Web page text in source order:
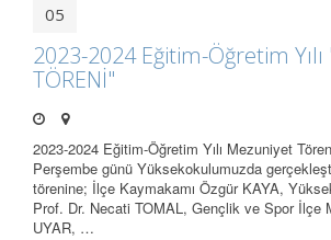
05
2023-2024 Eğitim-Öğretim Yılı
TÖRENİ"
2023-2024 Eğitim-Öğretim Yılı Mezuniyet
Perşembe günü Yüksekokulumuzda
törenine; İlçe Kaymakamı Özgür KAYA,
Prof. Dr. Necati TOMAL, Gençlik ve Spor İlçe
UYAR, …